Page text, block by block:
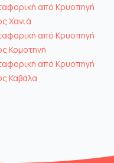
από Κρυοπηγή
Χανιά
από Κρυοπηγή
Κομοτηνή
από Κρυοπηγή
Καβάλα